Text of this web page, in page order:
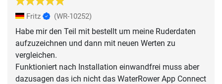
Fritz (WR-10252)
Habe mir den Teil mit bestellt um meine Ruderdaten
aufzuzeichnen und dann mit neuen Werten zu
vergleichen.
Funktioniert nach Installation einwandfrei muss aber
dazusagen das ich nicht das WaterRower App Connect